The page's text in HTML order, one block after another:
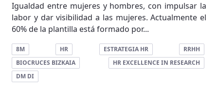
Igualdad entre mujeres y hombres, con impulsar la
labor y dar visibilidad a las mujeres. Actualmente el
60% de la plantilla está formado por...
8M HR ESTRATEGIA HR
RRHH
BIOCRUCES BIZKAIA
HR EXCELLENCE IN RESEARCH
DM DI